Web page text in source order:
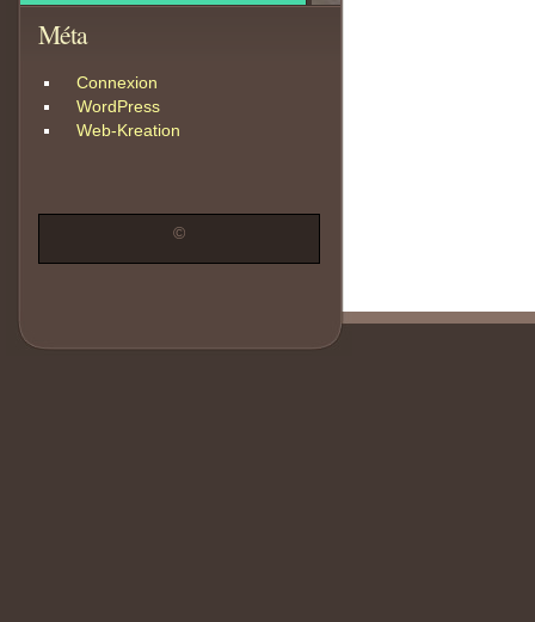
Méta
Connexion
WordPress
Web-Kreation
©